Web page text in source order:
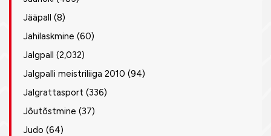
Jääpall (8)
Jahilaskmine (60)
Jalgpall (2,032)
Jalgpalli meistriliiga 2010 (94)
Jalgrattasport (336)
Jõutõstmine (37)
Judo (64)